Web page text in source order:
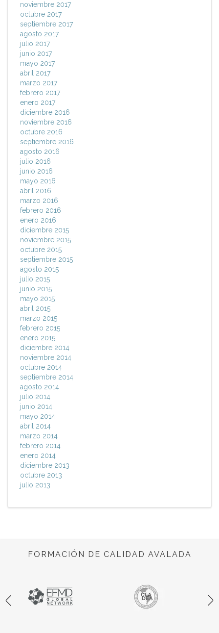
noviembre 2017
octubre 2017
septiembre 2017
agosto 2017
julio 2017
junio 2017
mayo 2017
abril 2017
marzo 2017
febrero 2017
enero 2017
diciembre 2016
noviembre 2016
octubre 2016
septiembre 2016
agosto 2016
julio 2016
junio 2016
mayo 2016
abril 2016
marzo 2016
febrero 2016
enero 2016
diciembre 2015
noviembre 2015
octubre 2015
septiembre 2015
agosto 2015
julio 2015
junio 2015
mayo 2015
abril 2015
marzo 2015
febrero 2015
enero 2015
diciembre 2014
noviembre 2014
octubre 2014
septiembre 2014
agosto 2014
julio 2014
junio 2014
mayo 2014
abril 2014
marzo 2014
febrero 2014
enero 2014
diciembre 2013
octubre 2013
julio 2013
FORMACIÓN DE CALIDAD AVALADA